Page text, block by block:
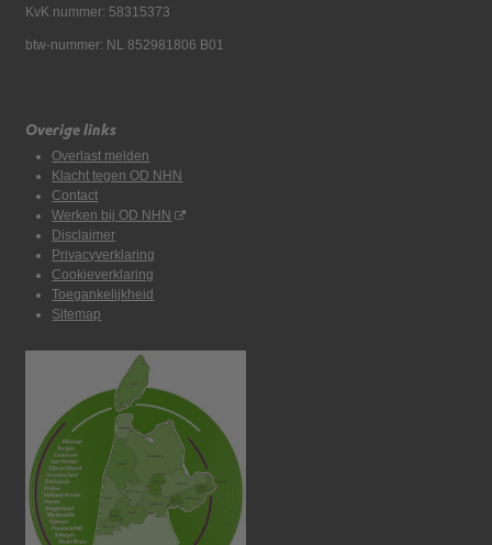
KvK nummer: 58315373
btw-nummer: NL 852981806 B01
Overige links
Overlast melden
Klacht tegen OD NHN
Contact
Werken bij OD NHN
Disclaimer
Privacyverklaring
Cookieverklaring
Toegankelijkheid
Sitemap